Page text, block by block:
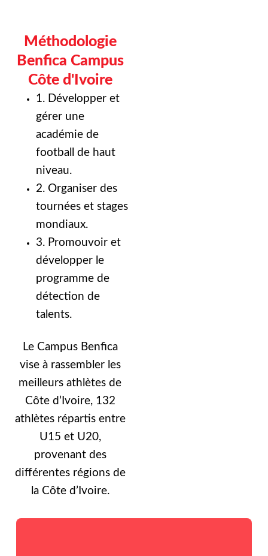
Méthodologie
Benfica Campus
Côte d'Ivoire
1. Développer et
gérer une
académie de
football de haut
niveau.
2. Organiser des
tournées et stages
mondiaux.
3. Promouvoir et
développer le
programme de
détection de
talents.
Le Campus Benfica
vise à rassembler les
meilleurs athlètes de
Côte d’Ivoire, 132
athlètes répartis entre
U15 et U20,
provenant des
différentes régions de
la Côte d’Ivoire.